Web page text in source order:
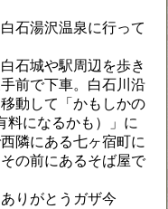
石湯沢温泉に行って
石城や駅周辺を歩き
前で下車。白石川沿
動して「かもしかの
になるかも）」に
隣にある七ヶ宿町に
の前にあるそば屋で
りがとうガザ今